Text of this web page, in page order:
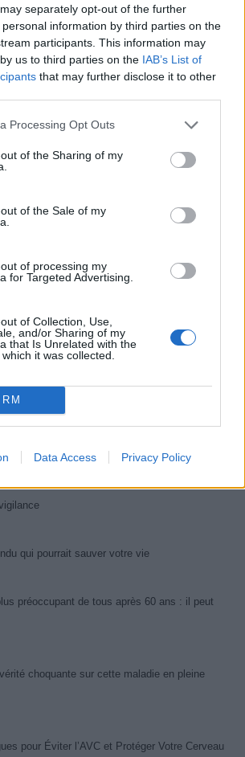
separately opt-out of the further
information by third parties on the
participants. This information may
us to third parties on the IAB’s List of
that may further disclose it to other
Processing Opt Outs
of the Sharing of my
of the Sale of my
of processing my
for Targeted Advertising.
of Collection, Use,
and/or Sharing of my
that Is Unrelated with the
it was collected.
Data Access Privacy Policy
Santé
Éclipse du 12 août :
lunettes de sécurité
Santé
Un chewing-gum
combattre le cancer
pour risques graves et données falsifiées
chez les personnes nées après 1980 : le
le seul chocolat que je valide : c’est le
qui pourrait sauver votre vie
préoccupant de tous après 60 ans : il peut
choquante sur cette maladie en pleine
pour Éviter l’AVC et Protéger Votre Cerveau